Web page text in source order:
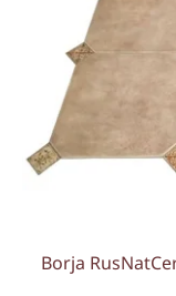
Borja